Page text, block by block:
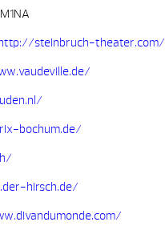
steinbruch-theater.com/
bochum.de/
hirsch.de/